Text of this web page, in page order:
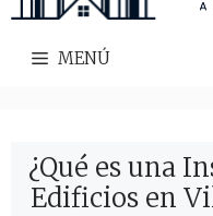
MENÚ
¿Qué es una
Edificios en